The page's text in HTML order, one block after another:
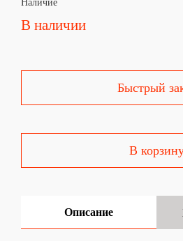
В наличии
Быстрый
В
Описание